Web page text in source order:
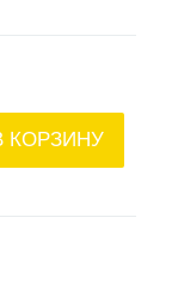
КОРЗИНУ